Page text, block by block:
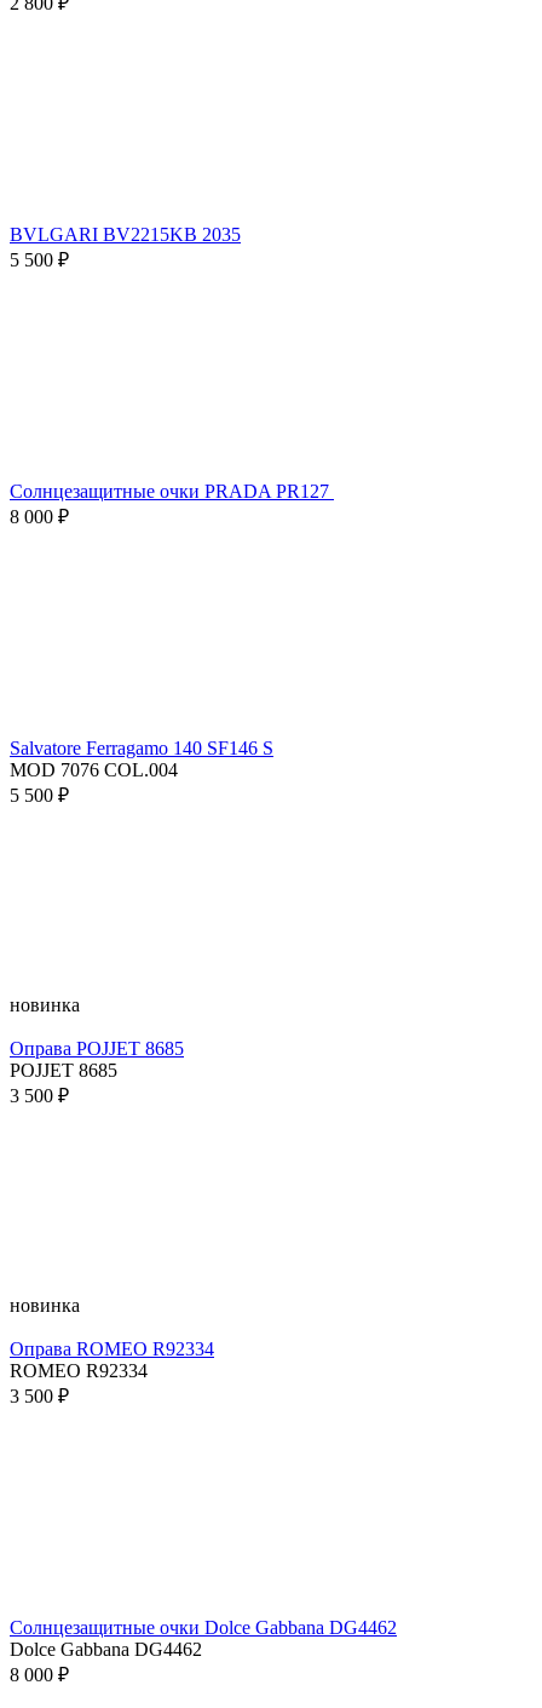
BVLGARI BV2215KB 2035
5 500 ₽
Солнцезащитные очки PRADA PR127
8 000 ₽
Salvatore Ferragamo 140 SF146 S
MOD 7076 COL.004
5 500 ₽
новинка
Оправа POJJET 8685
POJJET 8685
3 500 ₽
новинка
Оправа ROMEO R92334
ROMEO R92334
3 500 ₽
Солнцезащитные очки Dolce Gabbana DG4462
Dolce Gabbana DG4462
8 000 ₽